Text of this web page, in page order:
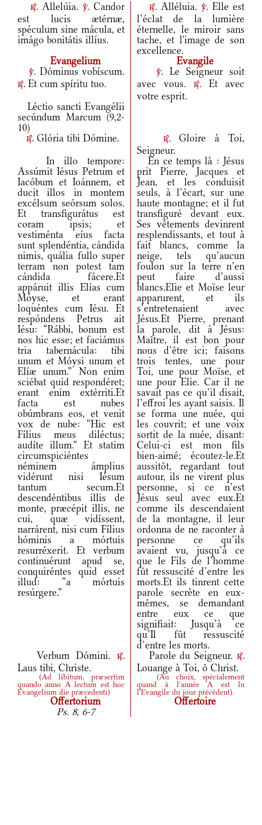
r.Allelúia. v.Candor
est lucis ætérnæ,
spéculum sine mácula, et
imágo bonitátis illíus.
r. Alléluia. v. Elle est
l’éclat de la lumière
éternelle, le miroir sans
tache, et l'image de son
excellence.
Evangelium
Evangile
v. Dóminus vobíscum.
r. Et cum spíritu tuo.
v.
Le Seigneur soit
avec vous.
r.
Et avec
votre esprit.
Léctio sancti Evangélii
secúndum Marcum (9,2-
10)
r. Glória tibi Dómine. r.Gloire à Toi,
Seigneur.
In illo tempore:
Assúmit Iésus Petrum et
Iacóbum et Ioánnem, et
ducit illos in montem
excélsum seórsum solos.
Et transfigurátus est
coram ipsis; et
vestiménta eíus facta
sunt splendéntia, cándida
nimis, quália fullo super
terram non potest tam
cándida fácere.Et
appáruit illis Elías cum
Móyse, et erant
loquéntes cum Iésu. Et
respóndens Petrus ait
Iésu: “Rábbi, bonum est
nos hic esse; et faciámus
tria tabernácula: tibi
unum et Móysi unum et
Elíæ unum.” Non enim
sciébat quid respondéret;
erant enim extérriti.Et
facta est nubes
obúmbrans eos, et venit
vox de nube: “Hic est
Fílius meus diléctus;
audíte illum.” Et statim
circumspiciéntes
néminem ámplius
vidérunt nisi Iésum
tantum secum.Et
descendéntibus illis de
monte, præcépit illis, ne
cui, quæ vidíssent,
narrárent, nisi cum Fílius
hóminis a mórtuis
resurréxerit. Et verbum
continuérunt apud se,
conquiréntes quid esset
illud: “a mórtuis
resúrgere.”
En ce temps là : Jésus
prit Pierre, Jacques et
Jean, et les conduisit
seuls, à l’écart, sur une
haute montagne; et il fut
transfiguré devant eux.
Ses vêtements devinrent
resplendissants, et tout à
fait blancs, comme la
neige, tels qu’aucun
foulon sur la terre n’en
peut faire d’aussi
blancs.Elie et Moïse leur
apparurent, et ils
s’entretenaient avec
Jésus.Et Pierre, prenant
la parole, dit à Jésus:
Maître, il est bon pour
nous d’être ici; faisons
trois tentes, une pour
Toi, une pour Moïse, et
une pour Elie. Car il ne
savait pas ce qu’il disait,
l’effroi les ayant saisis. Il
se forma une nuée, qui
les couvrit; et une voix
sortit de la nuée, disant:
Celui-ci est mon fils
bien-aimé; écoutez-le.Et
aussitôt, regardant tout
autour, ils ne virent plus
personne, si ce n’est
Jésus seul avec eux.Et
comme ils descendaient
de la montagne, il leur
ordonna de ne raconter à
personne ce qu’ils
avaient vu, jusqu’à ce
que le Fils de l’homme
fût ressuscité d’entre les
morts.Et ils tinrent cette
parole secrète en eux-
mêmes, se demandant
entre eux ce que
signifiait: Jusqu’à ce
qu’Il fût ressuscité
d’entre les morts.
Verbum Dómini.
r.
Laus tibi, Christe.
Parole du Seigneur. r.
Louange à Toi, ô Christ.
(Ad libitum, præsertim
quando anno A lectum est hoc
Evangelium die præcedenti)
(Au choix, spécialement
quand à l'année A est lu
l'Evangile du jour précédent).
Offertorium
Offertoire
Ps. 8, 6-7